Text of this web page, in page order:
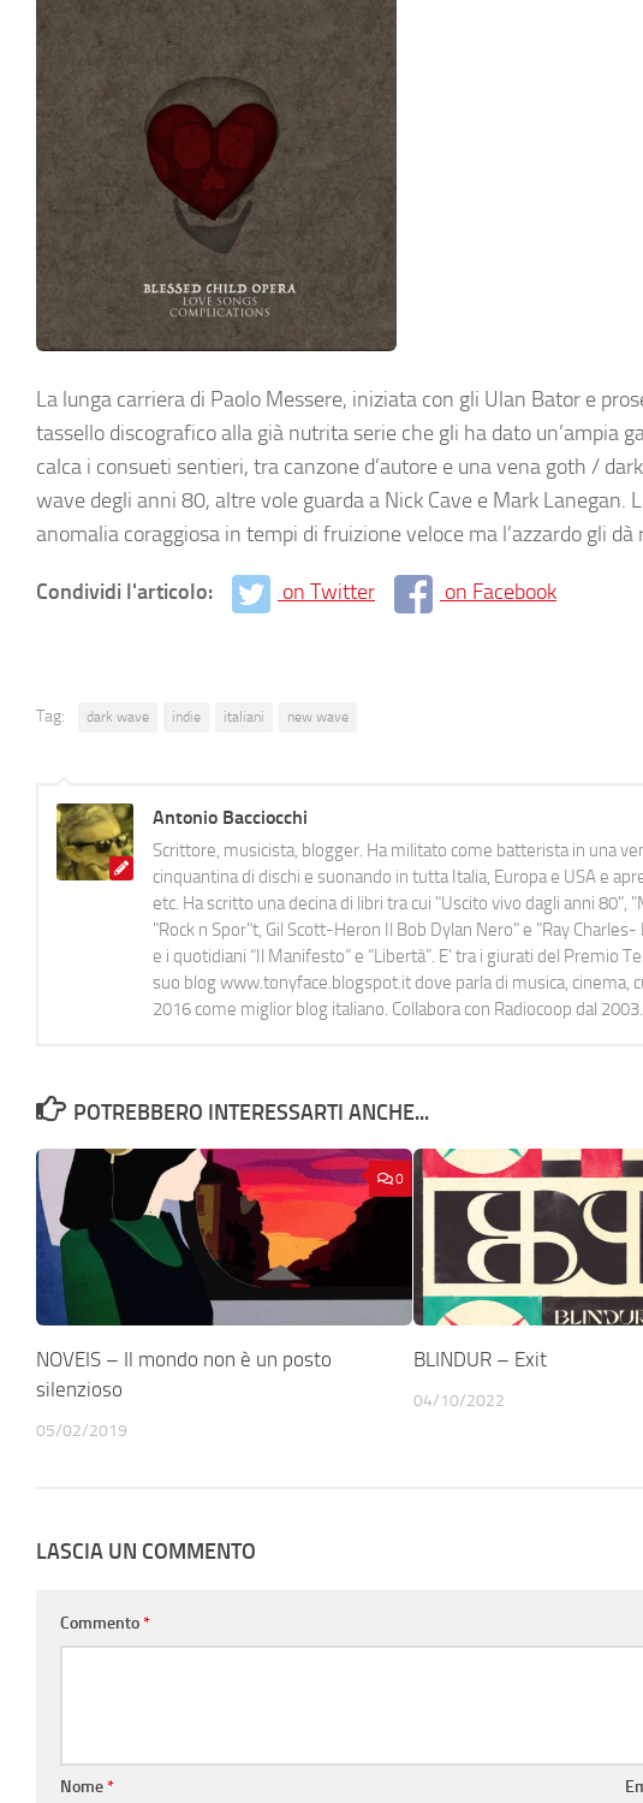
La lunga carriera di Paolo Messere, iniziata con gli Ulan Bator e
tassello discografico alla già nutrita serie che gli ha dato un’ampia
calca i consueti sentieri, tra canzone d’autore e una vena goth /
wave degli anni 80, altre vole guarda a Nick Cave e Mark Lanegan.
anomalia coraggiosa in tempi di fruizione veloce ma l’azzardo gli dà
Condividi l'articolo: on Twitter on Facebook
Tag: dark wave indie italiani new wave
Antonio Bacciocchi
Scrittore, musicista, blogger. Ha militato come batterista in una
cinquantina di dischi e suonando in tutta Italia, Europa e USA e
etc. Ha scritto una decina di libri tra cui "Uscito vivo dagli anni 80",
"Rock n Spor"t, Gil Scott-Heron Il Bob Dylan Nero" e "Ray
e i quotidiani “Il Manifesto” e “Libertà”. E' tra i giurati del Premio
suo blog www.tonyface.blogspot.it dove parla di musica,
2016 come miglior blog italiano. Collabora con Radiocoop dal 2003.
POTREBBERO INTERESSARTI ANCHE...
0
NOVEIS – Il mondo non è un posto
silenzioso
05/02/2019
BLINDUR – Exit
04/10/2022
LASCIA UN COMMENTO
Commento*
Nome*